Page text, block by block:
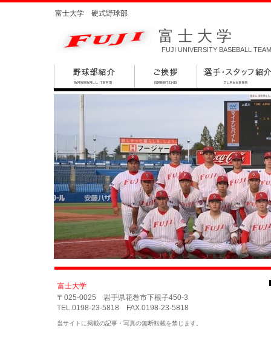
富士大学 硬式野球部
富士大学
FUJI UNIVERSITY BASEBALL TEAM
富士大学
〒025-0025 岩手県花巻市下根子450-3
TEL.0198-23-5818 FAX.0198-23-5818
当サイトに掲載の記事・写真の無断転載を禁じます。